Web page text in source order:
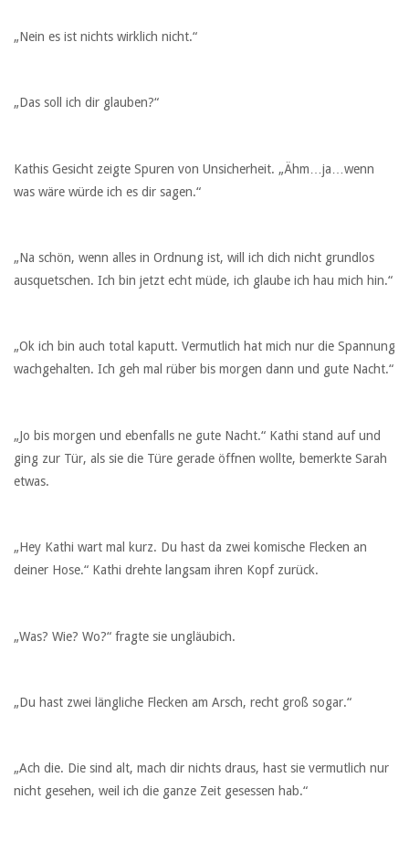
„Nein es ist nichts wirklich nicht.“
„Das soll ich dir glauben?“
Kathis Gesicht zeigte Spuren von Unsicherheit. „Ähm…ja…wenn
was wäre würde ich es dir sagen.“
„Na schön, wenn alles in Ordnung ist, will ich dich nicht grundlos
ausquetschen. Ich bin jetzt echt müde, ich glaube ich hau mich hin.“
„Ok ich bin auch total kaputt. Vermutlich hat mich nur die Spannung
wachgehalten. Ich geh mal rüber bis morgen dann und gute Nacht.“
„Jo bis morgen und ebenfalls ne gute Nacht.“ Kathi stand auf und
ging zur Tür, als sie die Türe gerade öffnen wollte, bemerkte Sarah
etwas.
„Hey Kathi wart mal kurz. Du hast da zwei komische Flecken an
deiner Hose.“ Kathi drehte langsam ihren Kopf zurück.
„Was? Wie? Wo?“ fragte sie ungläubich.
„Du hast zwei längliche Flecken am Arsch, recht groß sogar.“
„Ach die. Die sind alt, mach dir nichts draus, hast sie vermutlich nur
nicht gesehen, weil ich die ganze Zeit gesessen hab.“